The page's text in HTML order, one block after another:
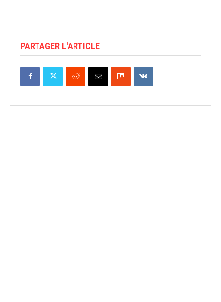
PARTAGER L'ARTICLE